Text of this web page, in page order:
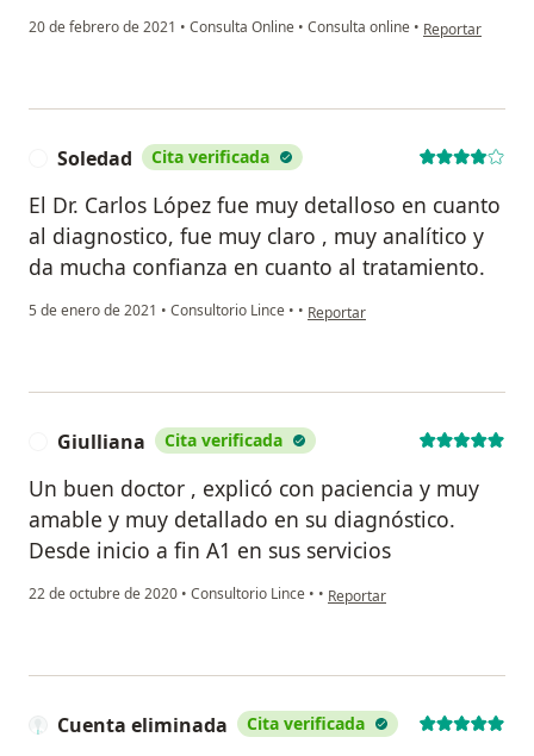
20 de febrero de 2021 • Consulta Online • Consulta online • en opinión del
Reportar
Soledad Cita verificada
El Dr. Carlos López fue muy detalloso en cuanto
al diagnostico, fue muy claro , muy analítico y
da mucha confianza en cuanto al tratamiento.
5 de enero de 2021 • Consultorio Lince • • en opinión del usuario Soledad
Reportar
Giulliana Cita verificada
Un buen doctor , explicó con paciencia y muy
amable y muy detallado en su diagnóstico.
Desde inicio a fin A1 en sus servicios
22 de octubre de 2020 • Consultorio Lince • • en opinión del usuario Giulliana
Reportar
Cuenta eliminada Cita verificada